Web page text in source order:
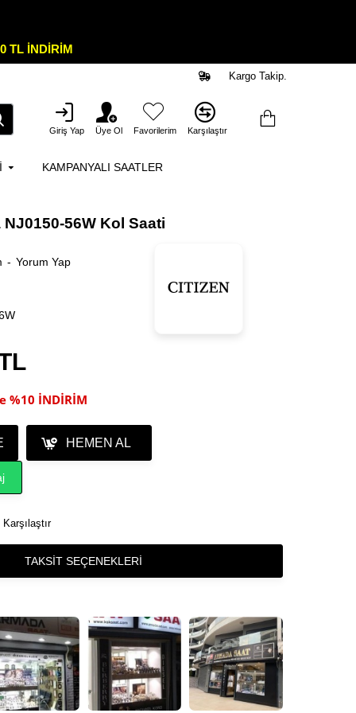
TL İNDİRİM
Kargo Takip.
Giriş Yap Üye Ol Favorilerim Karşılaştır
KAMPANYALI SAATLER
56W Kol Saati
- Yorum Yap
%10 İNDİRİM
HEMEN AL
Karşılaştır
TAKSIT SEÇENEKLERI